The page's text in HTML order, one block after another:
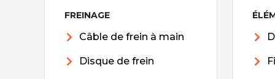
FREINAGE
Câble de frein à main
Disque de frein